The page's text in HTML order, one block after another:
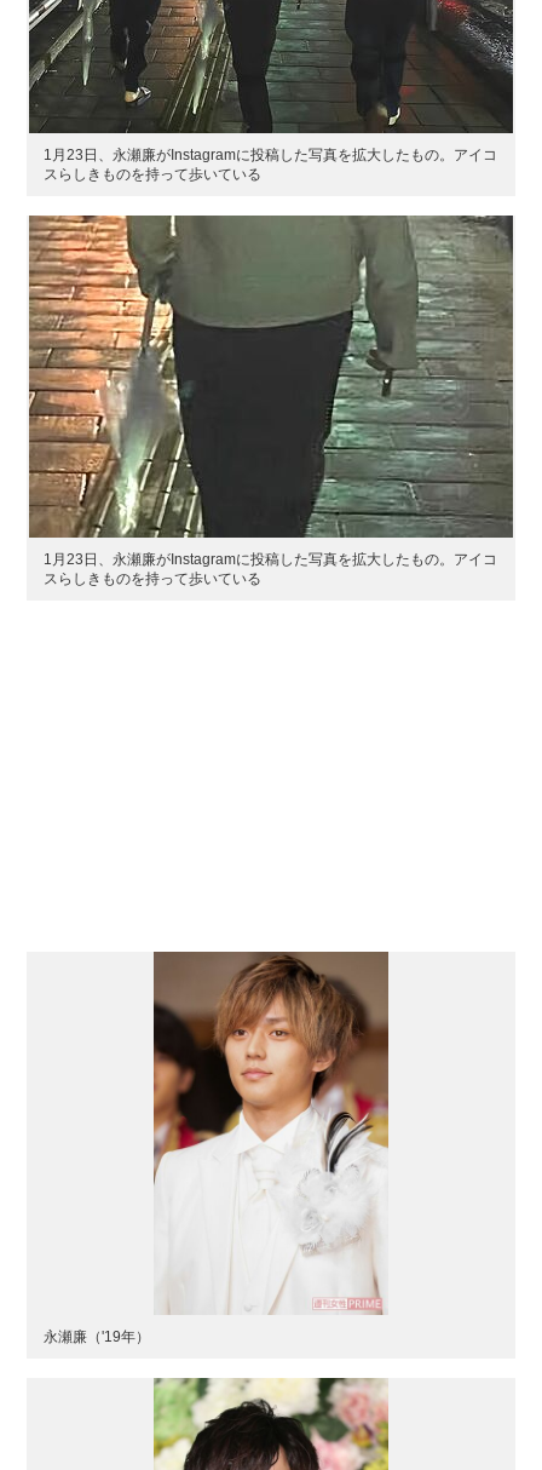
1月23日、永瀬廉がInstagramに投稿した写真を拡大したもの。アイコ
スらしきものを持って歩いている
1月23日、永瀬廉がInstagramに投稿した写真を拡大したもの。アイコ
スらしきものを持って歩いている
永瀬廉（'19年）